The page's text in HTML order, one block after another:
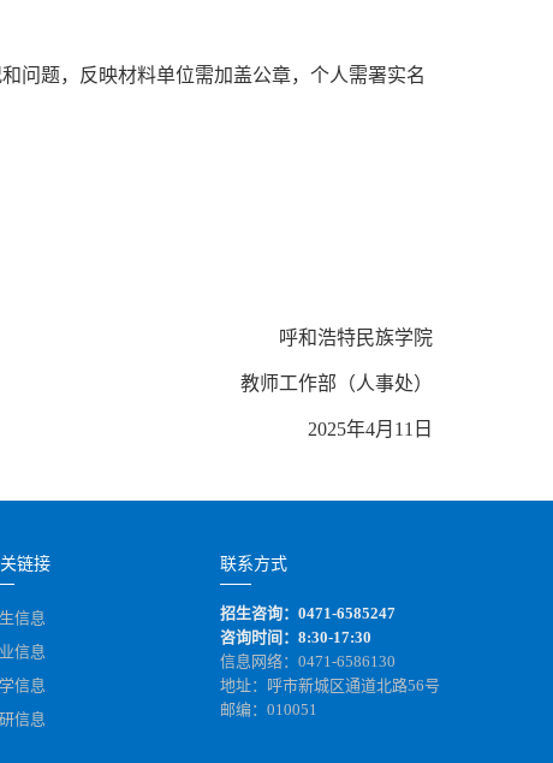
问题，反映材料单位需加盖公章，个人需署实名
呼和浩特民族学院
教师工作部（人事处）
2025年4月11日
联系方式
招生咨询：0471-6585247
咨询时间：8:30-17:30
信息网络：0471-6586130
地址：呼市新城区通道北路56号
邮编：010051
链接
信息
信息
信息
信息